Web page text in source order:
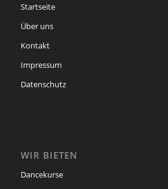
Startseite
Über uns
Kontakt
Impressum
Datenschutz
WIR BIETEN
Dancekurse